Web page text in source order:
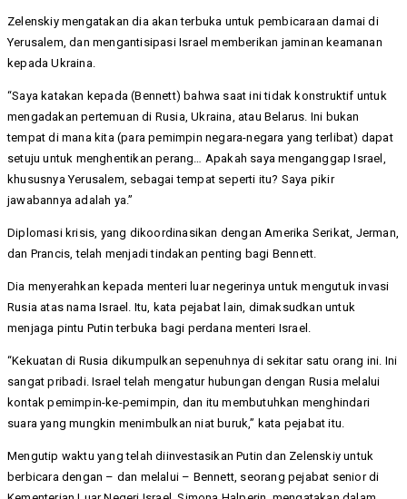
Zelenskiy mengatakan dia akan terbuka untuk pembicaraan damai di
Yerusalem, dan mengantisipasi Israel memberikan jaminan keamanan
kepada Ukraina.
“Saya katakan kepada (Bennett) bahwa saat ini tidak konstruktif untuk
mengadakan pertemuan di Rusia, Ukraina, atau Belarus. Ini bukan
tempat di mana kita (para pemimpin negara-negara yang terlibat) dapat
setuju untuk menghentikan perang… Apakah saya menganggap Israel,
khususnya Yerusalem, sebagai tempat seperti itu? Saya pikir
jawabannya adalah ya.”
Diplomasi krisis, yang dikoordinasikan dengan Amerika Serikat, Jerman,
dan Prancis, telah menjadi tindakan penting bagi Bennett.
Dia menyerahkan kepada menteri luar negerinya untuk mengutuk invasi
Rusia atas nama Israel. Itu, kata pejabat lain, dimaksudkan untuk
menjaga pintu Putin terbuka bagi perdana menteri Israel.
“Kekuatan di Rusia dikumpulkan sepenuhnya di sekitar satu orang ini. Ini
sangat pribadi. Israel telah mengatur hubungan dengan Rusia melalui
kontak pemimpin-ke-pemimpin, dan itu membutuhkan menghindari
suara yang mungkin menimbulkan niat buruk,” kata pejabat itu.
Mengutip waktu yang telah diinvestasikan Putin dan Zelenskiy untuk
berbicara dengan – dan melalui – Bennett, seorang pejabat senior di